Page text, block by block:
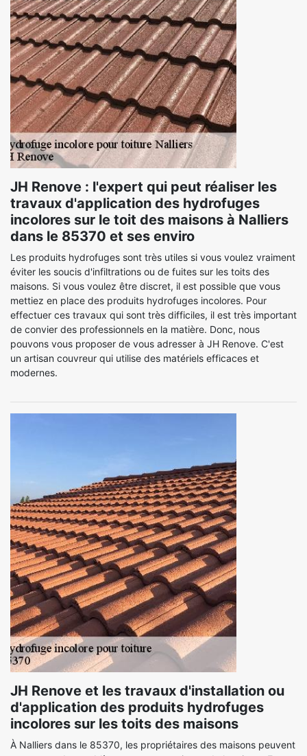
JH Renove : l'expert qui peut réaliser les
travaux d'application des hydrofuges
incolores sur le toit des maisons à Nalliers
dans le 85370 et ses enviro
Les produits hydrofuges sont très utiles si vous voulez vraiment
éviter les soucis d'infiltrations ou de fuites sur les toits des
maisons. Si vous voulez être discret, il est possible que vous
mettiez en place des produits hydrofuges incolores. Pour
effectuer ces travaux qui sont très difficiles, il est très important
de convier des professionnels en la matière. Donc, nous
pouvons vous proposer de vous adresser à JH Renove. C'est
un artisan couvreur qui utilise des matériels efficaces et
modernes.
JH Renove et les travaux d'installation ou
d'application des produits hydrofuges
incolores sur les toits des maisons
À Nalliers dans le 85370, les propriétaires des maisons peuvent